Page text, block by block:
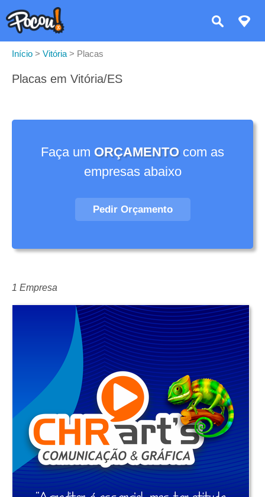
Início > Vitória > Placas
Placas em Vitória/ES
Faça um ORÇAMENTOcom as
empresas abaixo
Pedir Orçamento
1 Empresa